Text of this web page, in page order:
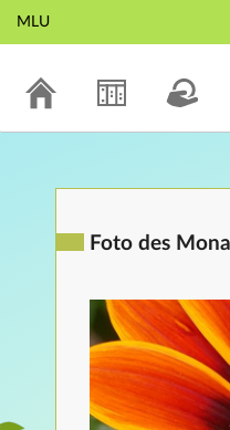
MLU
Foto des